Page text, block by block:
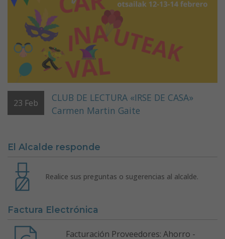
23 Feb
CLUB DE LECTURA «IRSE DE CASA»
Carmen Martin Gaite
El Alcalde responde
Realice sus preguntas o sugerencias al alcalde.
Factura Electrónica
Facturación Proveedores: Ahorro -